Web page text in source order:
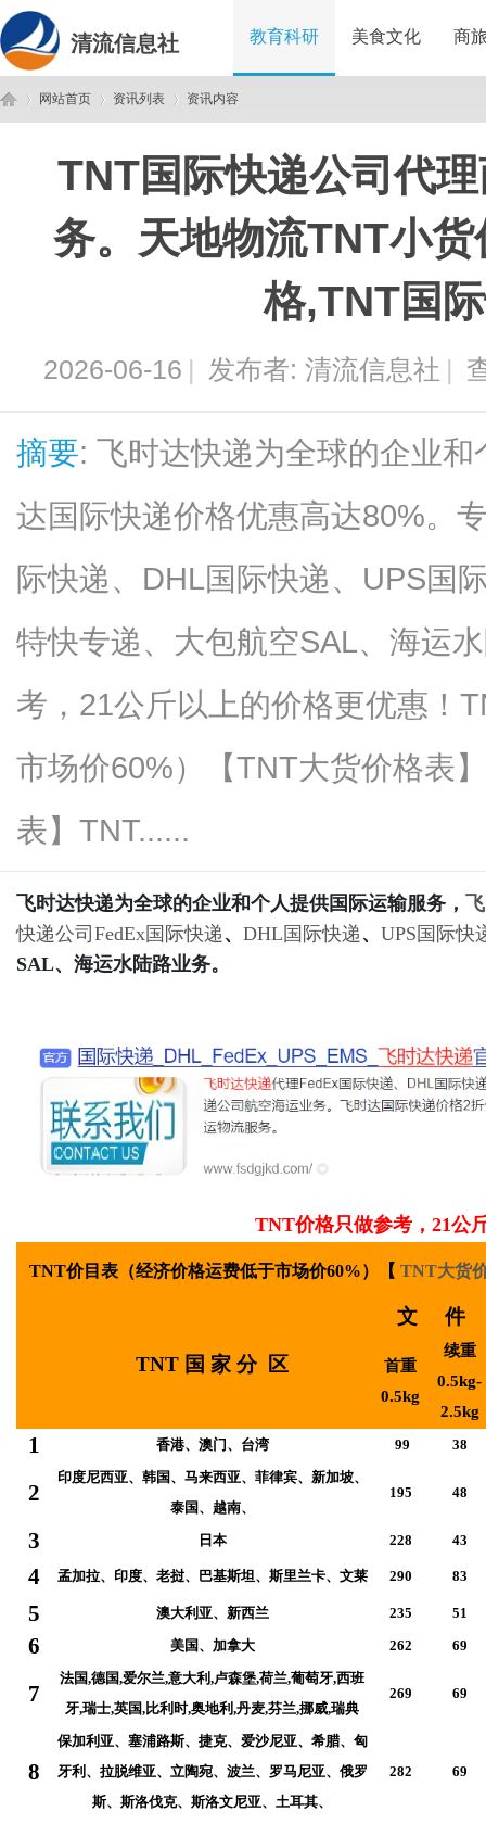
清流信息社 教育科研 美食文化 商
网站首页
›
资讯列表
›
资讯内容
TNT国际快递公司代
务。天地物流TNT小
格,TNT国
2026-06-16 | 发布者: 清流信息社 |
摘要: 飞时达快递为全球的企业
达国际快递价格优惠高达80%。
际快递、DHL国际快递、UPS国
特快专递、大包航空SAL、海运
考，21公斤以上的价格更优惠！
市场价60%）【TNT大货价格表
表】TNT......
飞时达快递为全球的企业和个人提供国际运输服务，
快递公司 FedEx国际快递 、 DHL国际快递 、 UPS国际快
SAL、海运水陆路业务。
TNT价格只做参考，21公
TNT价目表（经济价格运费低于市场价60%）【 TNT大货
TNT 国 家 分 区
文 件
首重
0.5kg
续重
0.5kg-
2.5kg
1 香港、澳门、台湾 99 38
2
印度尼西亚、韩国、马来西亚、菲律宾、新加坡、
泰国、越南、
195 48
3 日本 228 43
4 孟加拉、印度、老挝、巴基斯坦、斯里兰卡、文莱 290 83
5 澳大利亚、新西兰 235 51
6 美国、加拿大 262 69
7
法国,德国,爱尔兰,意大利,卢森堡,荷兰,葡萄牙,西班
牙,瑞士,英国,比利时,奥地利,丹麦,芬兰,挪威,瑞典
269 69
8
保加利亚、塞浦路斯、捷克、爱沙尼亚、希腊、匈
牙利、拉脱维亚、立陶宛、波兰、罗马尼亚、俄罗
斯、斯洛伐克、斯洛文尼亚、土耳其、
282 69